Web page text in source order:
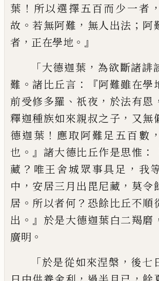
葉 ！ 所以選擇五百而少一者 ，
故 。若無阿難 ， 無人出法 ； 阿
者 ， 正在學地 。』
「大德迦葉 ， 為欲斷諸誹
難 。諸比丘言 ： 『阿難雖在學
前受修多羅 、 祇夜 ， 於法有恩
釋迦種族如來親叔之子 ， 又無
德迦葉 ！ 應取阿難足五百數 ，
也 。』 諸大德比丘作是思惟 ：
藏 ？ 唯王舍城眾事具足 ， 我
中 ， 安居三月出 毘尼藏 ， 莫令
居 。 所以者何 ？ 恐餘比丘不順
出 。』 於是大德迦葉白二羯磨
廣明 。
「於是從如來涅槃 ， 後七